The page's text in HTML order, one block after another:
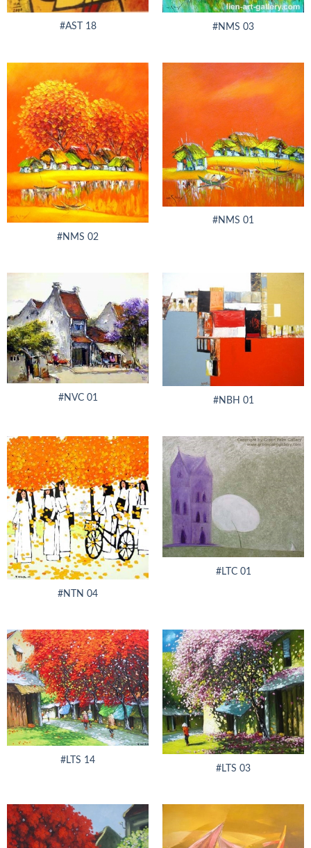
#AST 18 #NMS 03
#NMS 02
#NMS 01
#NVC 01 #NBH 01
#NTN 04
#LTC 01
#LTS 14
#LTS 03